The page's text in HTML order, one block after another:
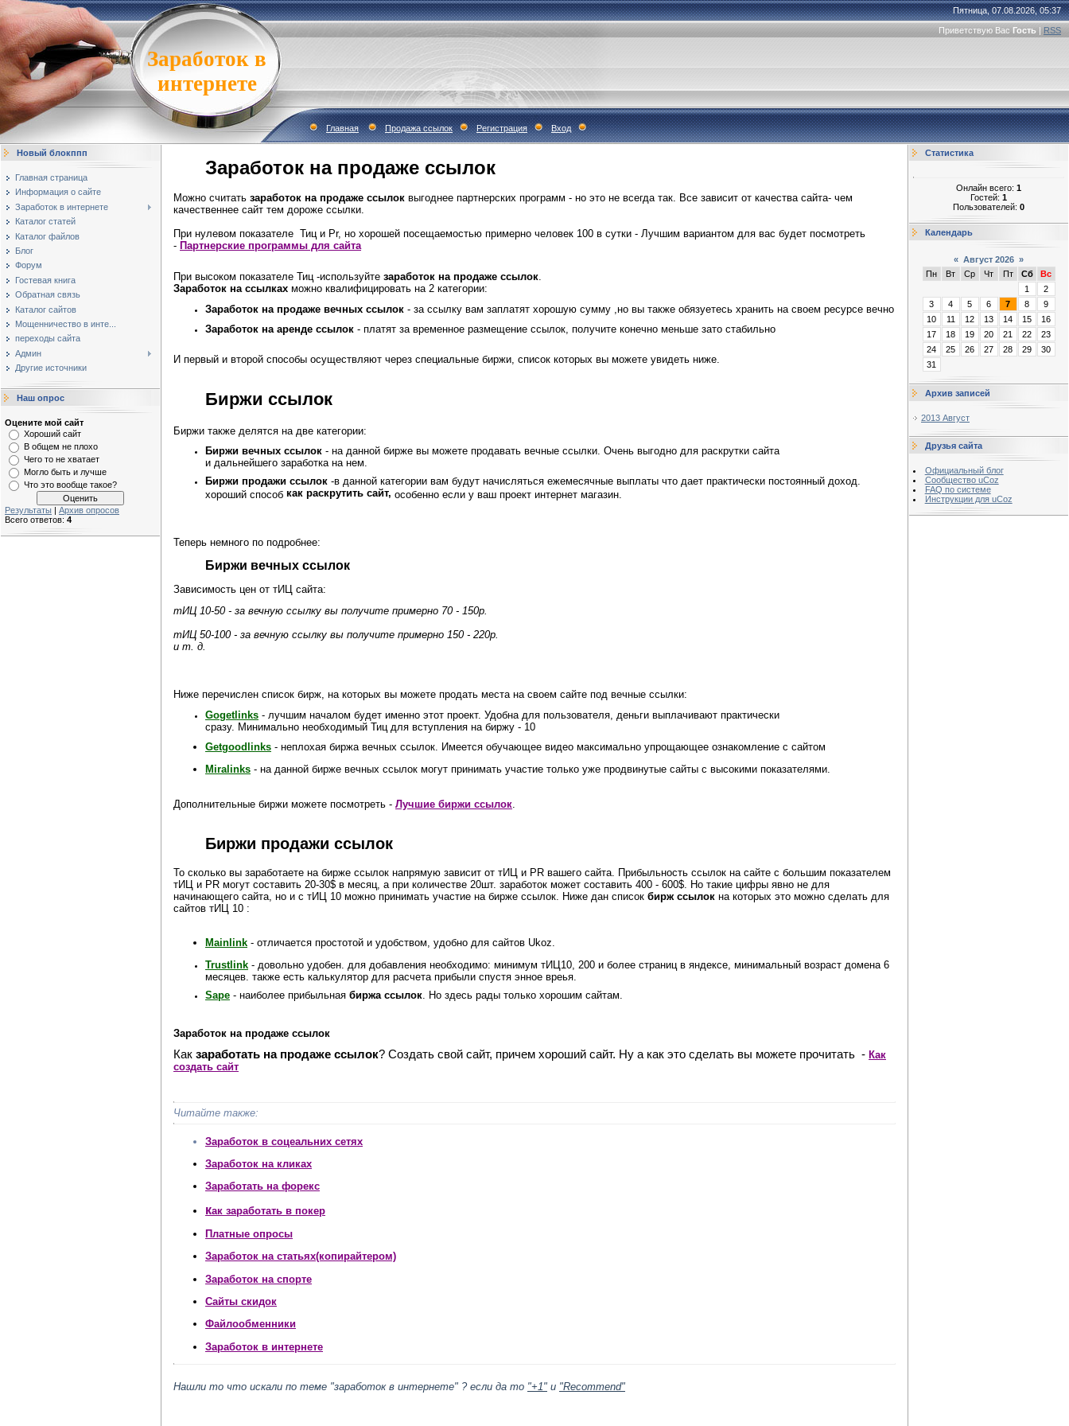
Заработок в
интернете
Пятница, 07.08.2026, 05:37
Приветствую Вас Гость | RSS
Главная Продажа ссылок Регистрация Вход
Новый блокппп
Главная страница
Информация о сайте
Заработок в интернете
Каталог статей
Каталог файлов
Блог
Форум
Гостевая книга
Обратная связь
Каталог сайтов
Мощенничество в инте...
переходы сайта
Админ
Другие источники
Наш опрос
Оцените мой сайт
Хороший сайт
В общем не плохо
Чего то не хватает
Могло быть и лучше
Что это вообще такое?
Результаты | Архив опросов
Всего ответов: 4
Заработок на продаже ссылок
Можно считать заработок на продаже ссылок выгоднее партнерских программ - но это не всегда так. Все зависит от качества сайта- чем
качественнее сайт тем дороже ссылки.
При нулевом показателе Тиц и Pr, но хорошей посещаемостью примерно человек 100 в сутки - Лучшим вариантом для вас будет посмотреть
- Партнерские программы для сайта
При высоком показателе Тиц -используйте заработок на продаже ссылок.
Заработок на ссылках можно квалифицировать на 2 категории:
Заработок на продаже вечных ссылок - за ссылку вам заплатят хорошую сумму ,но вы также обязуетесь хранить на своем ресурсе вечно
Заработок на аренде ссылок - платят за временное размещение ссылок, получите конечно меньше зато стабильно
И первый и второй способы осуществляют через специальные биржи, список которых вы можете увидеть ниже.
Биржи ссылок
Биржи также делятся на две категории:
Биржи вечных ссылок - на данной бирже вы можете продавать вечные ссылки. Очень выгодно для раскрутки сайта
и дальнейшего заработка на нем.
Биржи продажи ссылок -в данной категории вам будут начисляться ежемесячные выплаты что дает практически постоянный доход.
хороший способ как раскрутить сайт, особенно если у ваш проект интернет магазин.
Теперь немного по подробнее:
Биржи вечных ссылок
Зависимость цен от тИЦ сайта:
тИЦ 10-50 - за вечную ссылку вы получите примерно 70 - 150р.
тИЦ 50-100 - за вечную ссылку вы получите примерно 150 - 220р.
и т. д.
Ниже перечислен список бирж, на которых вы можете продать места на своем сайте под вечные ссылки:
Gogetlinks - лучшим началом будет именно этот проект. Удобна для пользователя, деньги выплачивают практически
сразу. Минимально необходимый Тиц для вступления на биржу - 10
Getgoodlinks - неплохая биржа вечных ссылок. Имеется обучающее видео максимально упрощающее ознакомление с сайтом
Miralinks - на данной бирже вечных ссылок могут принимать участие только уже продвинутые сайты с высокими показателями.
Дополнительные биржи можете посмотреть - Лучшие биржи ссылок
Биржи продажи ссылок
То сколько вы заработаете на бирже ссылок напрямую зависит от тИЦ и PR вашего сайта. Прибыльность ссылок на сайте с большим показателем
тИЦ и PR могут составить 20-30$ в месяц, а при количестве 20шт. заработок может составить 400 - 600$. Но такие цифры явно не для
начинающего сайта, но и с тИЦ 10 можно принимать участие на бирже ссылок. Ниже дан список бирж ссылок на которых это можно сделать для
сайтов тИЦ 10 :
Mainlink - отличается простотой и удобством, удобно для сайтов Ukoz.
Trustlink - довольно удобен. для добавления необходимо: минимум тИЦ10, 200 и более страниц в яндексе, минимальный возраст домена 6
месяцев. также есть калькулятор для расчета прибыли спустя энное вреья.
Sape - наиболее прибыльная биржа ссылок . Но здесь рады только хорошим сайтам.
Заработок на продаже ссылок
Как заработать на продаже ссылок? Создать свой сайт, причем хороший сайт. Ну а как это сделать вы можете прочитать - Как
создать сайт
Читайте также:
Заработок в соцеальних сетях
Заработок на кликах
Заработать на форекс
как заработать в покер
Платные опросы
Заработок на статьях(копирайтером)
Заработок на спорте
Сайты скидок
Файлообменники
Заработок в интернете
Нашли то что искали по теме "заработок в интернете" ? если да то "+1" и "Recommend"
Статистика
Онлайн всего: 1
Гостей: 1
Пользователей: 0
Календарь
« Август 2026 »
Пн
Вт Ср Чт Пт Сб
Вс
1
2
3
4 5 6 7 8
9
10
11 12 13 14 15
16
17
18 19 20 21 22
23
24
25 26 27 28 29
30
31
Архив записей
2013 Август
Друзья сайта
Официальный блог
Сообщество uCoz
FAQ по системе
Инструкции для uCoz